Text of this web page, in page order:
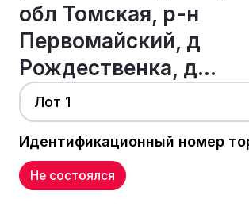
обл Томская, р-н
Первомайский, д
Рождественка, д...
Лот 1
Идентификационный номер
Не состоялся